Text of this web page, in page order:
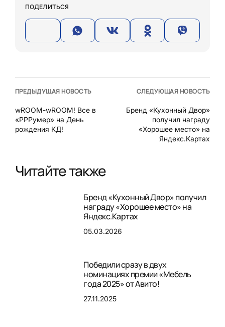
ПОДЕЛИТЬСЯ
ПРЕДЫДУЩАЯ НОВОСТЬ
wROOM-wROOM! Все в
«РРРумер» на День
рождения КД!
СЛЕДУЮЩАЯ НОВОСТЬ
Бренд «Кухонный Двор»
получил награду
«Хорошее место» на
Яндекс.Картах
Читайте также
Бренд «Кухонный Двор» получил
награду «Хорошее место» на
Яндекс.Картах
05.03.2026
Победили сразу в двух
номинациях премии «Мебель
года 2025» от Авито!
27.11.2025